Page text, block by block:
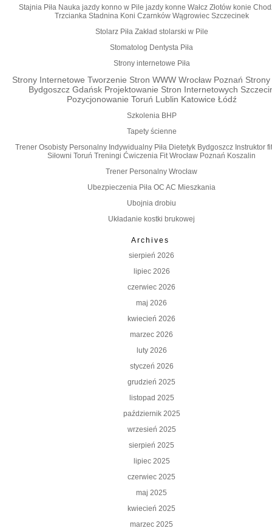
Stajnia Piła Nauka jazdy konno w Pile jazdy konne Wałcz Złotów konie
Trzcianka Stadnina Koni Czarnków Wągrowiec Szczecinek
Stolarz Piła Zakład stolarski w Pile
Stomatolog Dentysta Piła
Strony internetowe Piła
Strony Internetowe Tworzenie Stron WWW Wrocław Poznań Strony
Bydgoszcz Gdańsk Projektowanie Stron Internetowych
Pozycjonowanie Toruń Lublin Katowice Łódź
Szkolenia BHP
Tapety ścienne
Trener Osobisty Personalny Indywidualny Piła Dietetyk Bydgoszcz Instruktor
Siłowni Toruń Treningi Ćwiczenia Fit Wrocław Poznań Koszalin
Trener Personalny Wrocław
Ubezpieczenia Piła OC AC Mieszkania
Ubojnia drobiu
Układanie kostki brukowej
Archives
sierpień 2026
lipiec 2026
czerwiec 2026
maj 2026
kwiecień 2026
marzec 2026
luty 2026
styczeń 2026
grudzień 2025
listopad 2025
październik 2025
wrzesień 2025
sierpień 2025
lipiec 2025
czerwiec 2025
maj 2025
kwiecień 2025
marzec 2025